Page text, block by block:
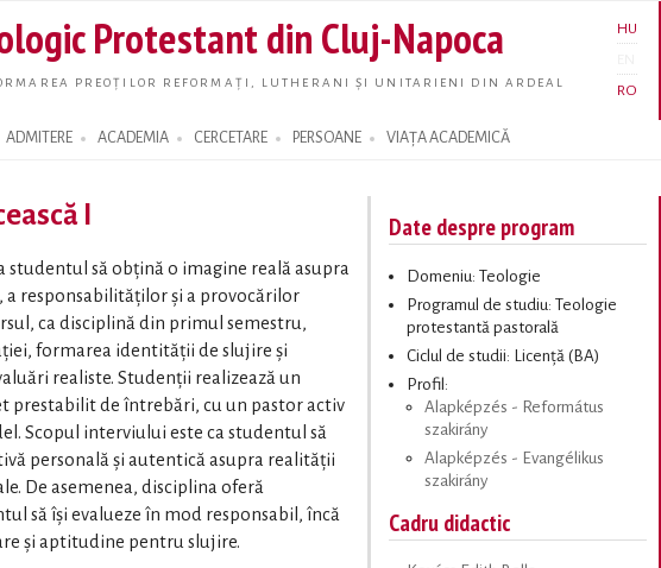
main
content
Protestant din Cluj-Napoca
PREOȚILOR REFORMAȚI, LUTHERANI ȘI UNITARIENI DIN ARDEAL
HU
RO
ADMITERE ACADEMIA CERCETARE PERSOANE VIAȚA ACADEMICĂ
I
studentul să obțină o imagine reală asupra
a responsabilităților și a provocărilor
ca disciplină din primul semestru,
formarea identității de slujire și
realiste. Studenții realizează un
prestabilit de întrebări, cu un pastor activ
Scopul interviului este ca studentul să
personală și autentică asupra realității
De asemenea, disciplina oferă
să își evalueze în mod responsabil, încă
și aptitudine pentru slujire.
Date despre program
Domeniu: Teologie
Programul de studiu: Teologie
protestantă pastorală
Ciclul de studii: Licență (BA)
Profil:
Alapképzés - Református
szakirány
Alapképzés - Evangélikus
szakirány
Cadru didactic